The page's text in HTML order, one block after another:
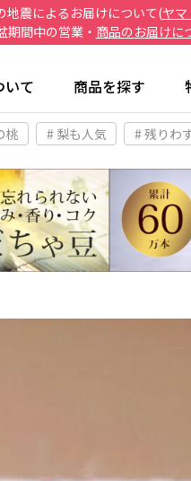
地震によるお届けについて(ヤ
期間中の営業・ 商品のお届けに
いて 商品を探す
桃 # 梨も人気 # 残りわ